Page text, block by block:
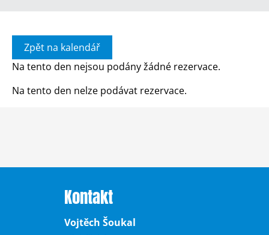
Zpět na kalendář
Na tento den nejsou podány žádné rezervace.
Na tento den nelze podávat rezervace.
Kontakt
Vojtěch Šoukal